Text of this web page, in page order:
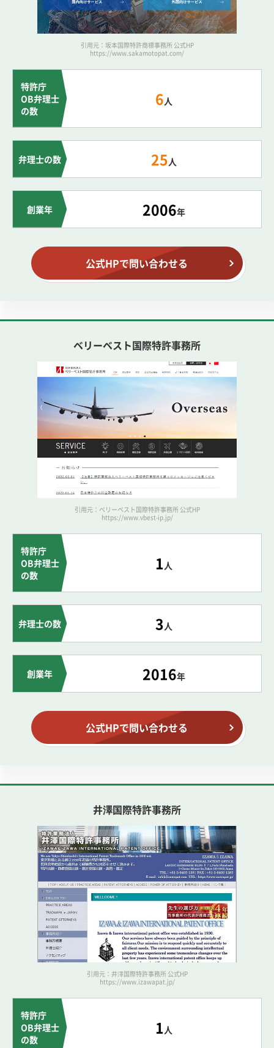
引用元：坂本国際特許商標事務所 公式HP
https://www.sakamotopat.com/
特許庁
OB弁理士
の数
6人
弁理士の数 25人
創業年 2006年
公式HPで問い合わせる
ベリーベスト国際特許事務所
引用元：ベリーベスト国際特許事務所 公式HP
https://www.vbest-ip.jp/
特許庁
OB弁理士
の数
1人
弁理士の数 3人
創業年 2016年
公式HPで問い合わせる
井澤国際特許事務所
引用元：井澤国際特許事務所 公式HP
https://www.izawapat.jp/
特許庁
OB弁理士
の数
1人